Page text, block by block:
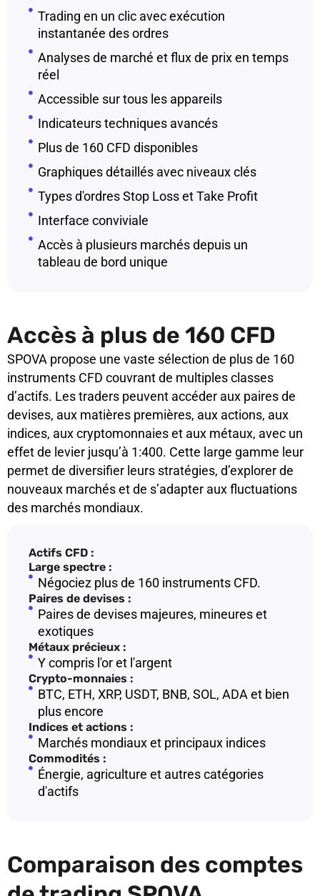
Trading en un clic avec exécution
instantanée des ordres
Analyses de marché et flux de prix en temps
réel
Accessible sur tous les appareils
Indicateurs techniques avancés
Plus de 160 CFD disponibles
Graphiques détaillés avec niveaux clés
Types d'ordres Stop Loss et Take Profit
Interface conviviale
Accès à plusieurs marchés depuis un
tableau de bord unique
Accès à plus de 160 CFD
SPOVA propose une vaste sélection de plus de 160
instruments CFD couvrant de multiples classes
d’actifs. Les traders peuvent accéder aux paires de
devises, aux matières premières, aux actions, aux
indices, aux cryptomonnaies et aux métaux, avec un
effet de levier jusqu’à 1:400. Cette large gamme leur
permet de diversifier leurs stratégies, d’explorer de
nouveaux marchés et de s’adapter aux fluctuations
des marchés mondiaux.
Actifs CFD :
Large spectre :
Négociez plus de 160 instruments CFD.
Paires de devises :
Paires de devises majeures, mineures et
exotiques
Métaux précieux :
Y compris l'or et l'argent
Crypto-monnaies :
BTC, ETH, XRP, USDT, BNB, SOL, ADA et bien
plus encore
Indices et actions :
Marchés mondiaux et principaux indices
Commodités :
Énergie, agriculture et autres catégories
d'actifs
Comparaison des comptes